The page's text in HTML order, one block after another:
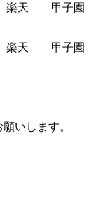
天 甲子園
天 甲子園
いします。